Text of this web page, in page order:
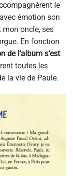
le
émotion son
mon oncle, ses
En fonction
de l’album s’est
toutes les
la vie de Paule.